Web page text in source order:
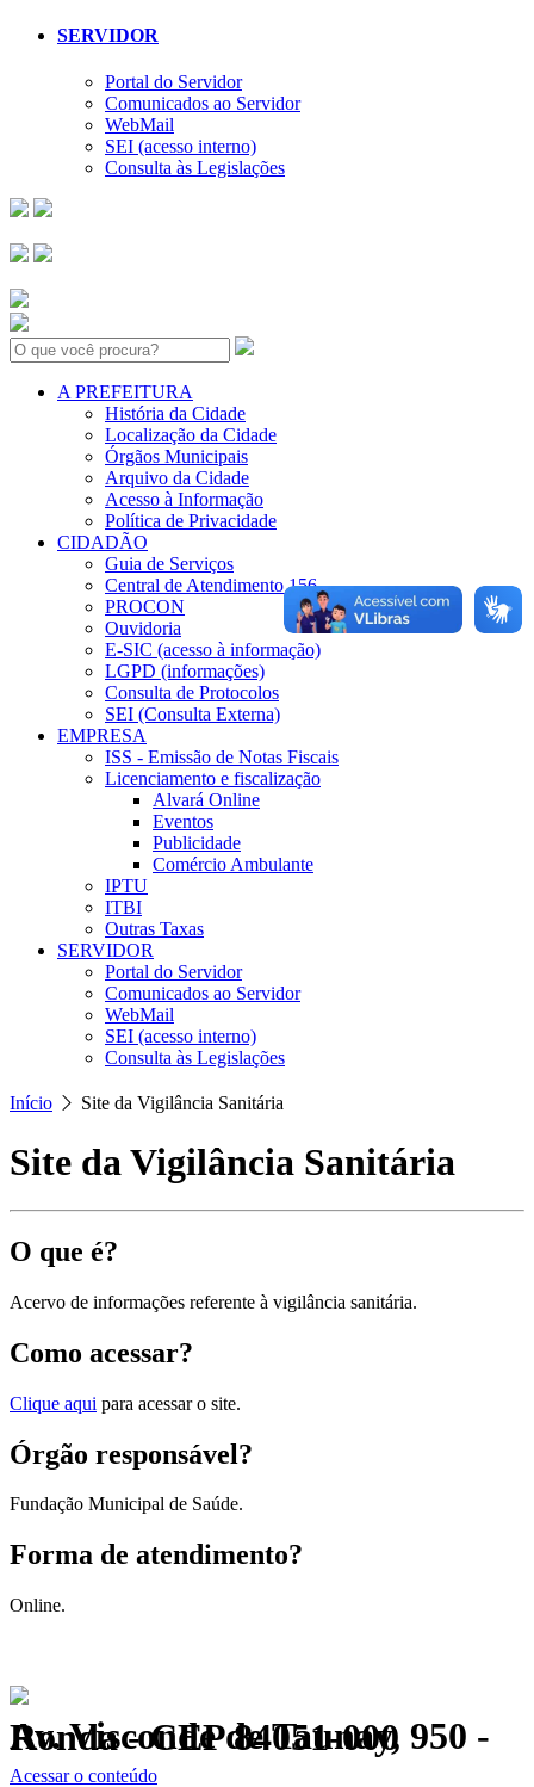
SERVIDOR
Portal do Servidor
Comunicados ao Servidor
WebMail
SEI (acesso interno)
Consulta às Legislações
Search:
A PREFEITURA
História da Cidade
Localização da Cidade
Órgãos Municipais
Arquivo da Cidade
Acesso à Informação
Política de Privacidade
CIDADÃO
Guia de Serviços
Central de Atendimento 156
PROCON
Ouvidoria
E-SIC (acesso à informação)
LGPD (informações)
Consulta de Protocolos
SEI (Consulta Externa)
EMPRESA
ISS - Emissão de Notas Fiscais
Licenciamento e fiscalização
Alvará Online
Eventos
Publicidade
Comércio Ambulante
IPTU
ITBI
Outras Taxas
SERVIDOR
Portal do Servidor
Comunicados ao Servidor
WebMail
SEI (acesso interno)
Consulta às Legislações
Início Site da Vigilância Sanitária
Site da Vigilância Sanitária
O que é?
Acervo de informações referente à vigilância sanitária.
Como acessar?
Clique aqui para acessar o site.
Órgão responsável?
Fundação Municipal de Saúde.
Forma de atendimento?
Online.
Av. Visconde de Taunay, 950 - Ronda - CEP 84051-000
Política de Privacidade.
Acessar o conteúdo